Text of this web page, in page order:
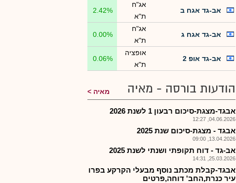
אב-גד אגח ב
אג"ח
ת"א
2.42%
אב-גד אגח ג
אג"ח
ת"א
0.00%
אב-גד אופ 2
אופציה
ת"א
0.06%
הודעות בורסה - מאיה מאיה
אבגד-מצגת-סיכום רבעון 1 לשנת 2026
04.06.2026, 12:27
אבגד - מצגת-סיכום שנת 2025
13.04.2026, 09:00
אב-גד - דוח תקופתי ושנתי לשנת 2025
25.03.2026, 14:31
אבגד-קבלת מכתב נוסף מבעלי הקרקע בפרו
עיר כנרת,החב' דוחה,פרטים